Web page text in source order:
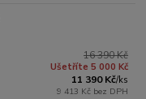
16 390 Kč
Ušetříte 5 000 Kč
11 390 Kč/ks
9 413 Kč bez DPH